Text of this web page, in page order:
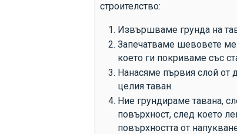
строителство:
Извършваме грунда на
Запечатваме шевовете
което ги покриваме със
Нанасяме първия слой от
целия таван.
Ние грундираме тавана,
повърхност, след което
повърхността от